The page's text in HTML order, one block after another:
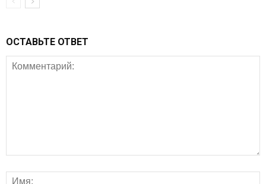
ОСТАВЬТЕ ОТВЕТ